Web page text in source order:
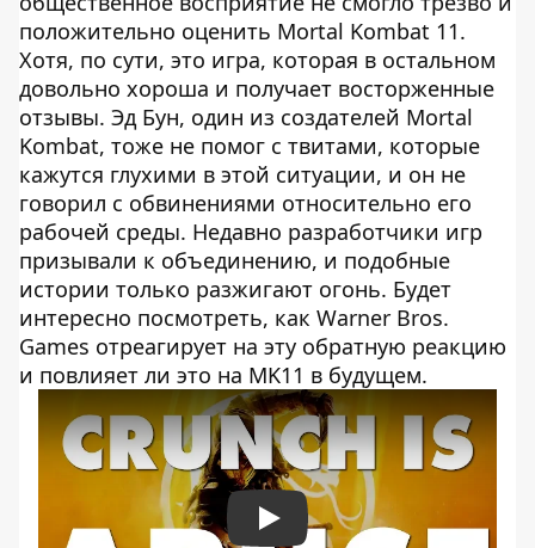
положительно оценить Mortal Kombat 11.
Хотя, по сути, это игра, которая в остальном
довольно хороша и получает восторженные
отзывы. Эд Бун, один из создателей Mortal
Kombat, тоже не помог с твитами, которые
кажутся глухими в этой ситуации, и он не
говорил с обвинениями относительно его
рабочей среды. Недавно разработчики игр
призывали к объединению, и подобные
истории только разжигают огонь. Будет
интересно посмотреть, как Warner Bros.
Games отреагирует на эту обратную реакцию
и повлияет ли это на MK11 в будущем.
Play